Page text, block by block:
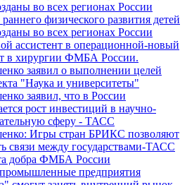
во всех регионах России
физического развития детей
во всех регионах России
ассистент в операционной-новый
в хирургии ФМБА России.
заявил о выполнении целей
"Наука и университеты"
заявил, что в России
рост инвестиций в научно-
сферу - ТАСС
Игры стран БРИКС позволяют
связи между государствами-ТАСС
добра ФМБА России
предприятия